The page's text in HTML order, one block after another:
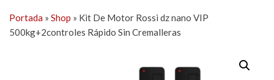
Portada » Shop » Kit De Motor Rossi dz nano VIP
500kg+2controles Rápido Sin Cremalleras